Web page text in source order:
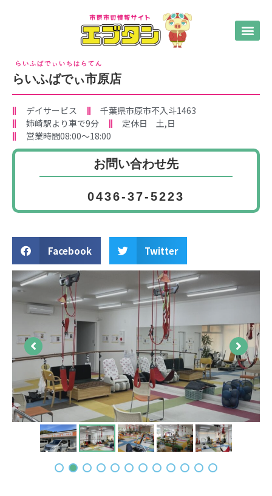
らいふばでぃいちはらてん
らいふばでぃ市原店
デイサービス
千葉県市原市不入斗1463
姉崎駅より車で9分
定休日 土,日
営業時間08:00〜18:00
お問い合わせ先
0436-37-5223
Facebook Twitter